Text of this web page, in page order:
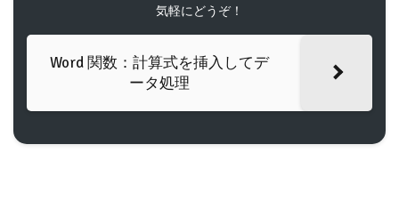
気軽にどうぞ！
Word 関数：計算式を挿入してデ
ータ処理